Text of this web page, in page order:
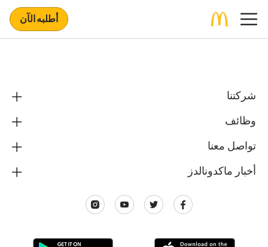
أطلبه الآن
شركتنا
وظائف
تواصل معنا
أخبار ماكدونالدز